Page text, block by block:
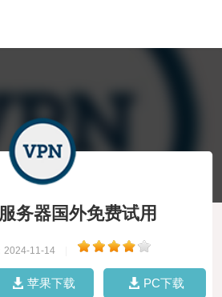
务器国外免费试用
2024-11-14
苹果下载 PC下载